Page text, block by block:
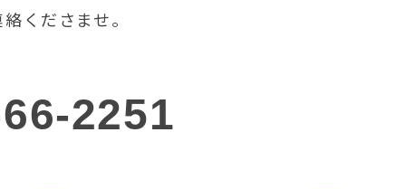
くださませ。
2251